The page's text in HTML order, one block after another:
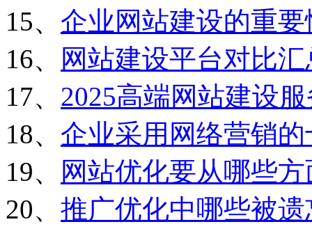
15、 企业网站建设的重要
16、
网站建设平台对比汇
17、 2025高端网站建设
18、 企业采用网络营销
19、
网站优化要从哪些
20、 推广优化中哪些被